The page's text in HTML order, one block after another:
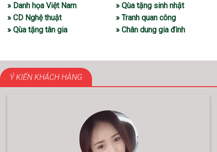
» Danh họa Việt Nam
» CD Nghệ thuật
» Qùa tặng tân gia
» Qùa tặng sinh nhật
» Tranh quan công
» Chân dung gia đình
Ý KIẾN KHÁCH HÀNG